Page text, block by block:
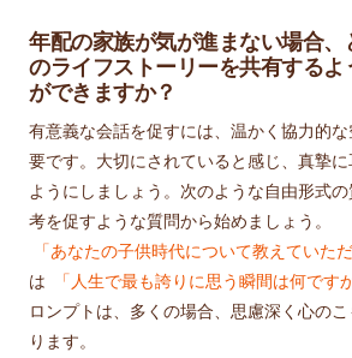
年配の家族が気が進まない場合
のライフストーリーを共有するよ
ができますか？
有意義な会話を促すには、温かく協力的
要です。大切にされていると感じ、真摯
ようにしましょう。次のような自由形式
考を促すような質問から始めましょう。
「あなたの子供時代について教えていた
は
「人生で最も誇りに思う瞬間は何です
ロンプトは、多くの場合、思慮深く心の
ります。